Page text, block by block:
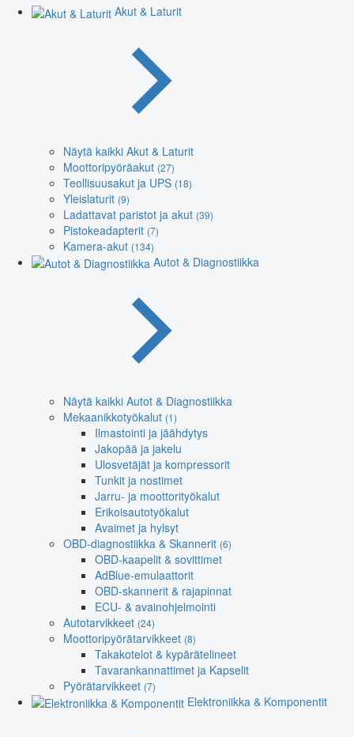
Akut & Laturit
Näytä kaikki Akut & Laturit
Moottoripyöräakut (27)
Teollisuusakut ja UPS (18)
Yleislaturit (9)
Ladattavat paristot ja akut (39)
Pistokeadapterit (7)
Kamera-akut (134)
Autot & Diagnostiikka
Näytä kaikki Autot & Diagnostiikka
Mekaanikkotyökalut (1)
Ilmastointi ja jäähdytys
Jakopää ja jakelu
Ulosvetäjät ja kompressorit
Tunkit ja nostimet
Jarru- ja moottorityökalut
Erikoisautotyökalut
Avaimet ja hylsyt
OBD-diagnostiikka & Skannerit (6)
OBD-kaapelit & sovittimet
AdBlue-emulaattorit
OBD-skannerit & rajapinnat
ECU- & avainohjelmointi
Autotarvikkeet (24)
Moottoripyörätarvikkeet (8)
Takakotelot & kypärätelineet
Tavarankannattimet ja Kapselit
Pyörätarvikkeet (7)
Elektroniikka & Komponentit